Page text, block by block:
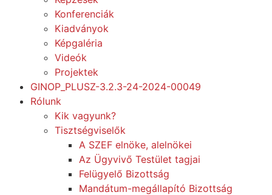
Konferenciák
Kiadványok
Képgaléria
Videók
Projektek
GINOP_PLUSZ-3.2.3-24-2024-00049
Rólunk
Kik vagyunk?
Tisztségviselők
A SZEF elnöke, alelnökei
Az Ügyvivő Testület tagjai
Felügyelő Bizottság
Mandátum-megállapító Bizottság